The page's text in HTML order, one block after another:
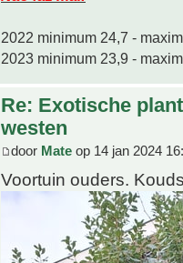
2022 minimum 24,7 -
2023 minimum 23,9 -
Re: Exotische
westen
door Mate op 14 jan 2024
Voortuin ouders.